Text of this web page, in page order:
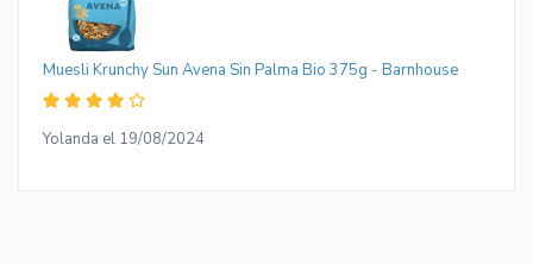
Muesli Krunchy Sun Avena Sin Palma Bio 375g - Barnhouse
Yolanda el 19/08/2024